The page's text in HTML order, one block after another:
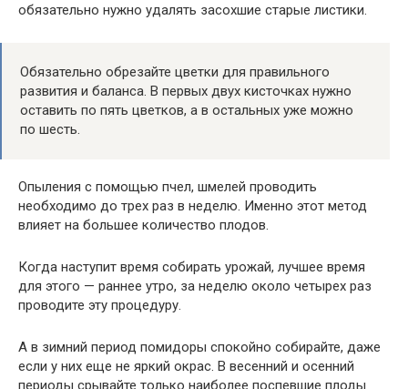
обязательно нужно удалять засохшие старые листики.
Обязательно обрезайте цветки для правильного
развития и баланса. В первых двух кисточках нужно
оставить по пять цветков, а в остальных уже можно
по шесть.
Опыления с помощью пчел, шмелей проводить
необходимо до трех раз в неделю. Именно этот метод
влияет на большее количество плодов.
Когда наступит время собирать урожай, лучшее время
для этого — раннее утро, за неделю около четырех раз
проводите эту процедуру.
А в зимний период помидоры спокойно собирайте, даже
если у них еще не яркий окрас. В весенний и осенний
периоды срывайте только наиболее поспевшие плоды